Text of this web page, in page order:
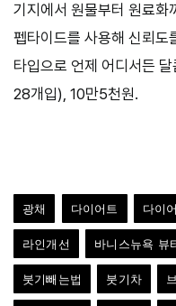
기지에서 원물부터 원료화
펩타이드를 사용해 신뢰도
타입으로 언제 어디서든
28개입), 10만5천원.
광채 다이어트 다이
라인개선 바니스뉴욕 뷰
붓기빼는법 붓기차